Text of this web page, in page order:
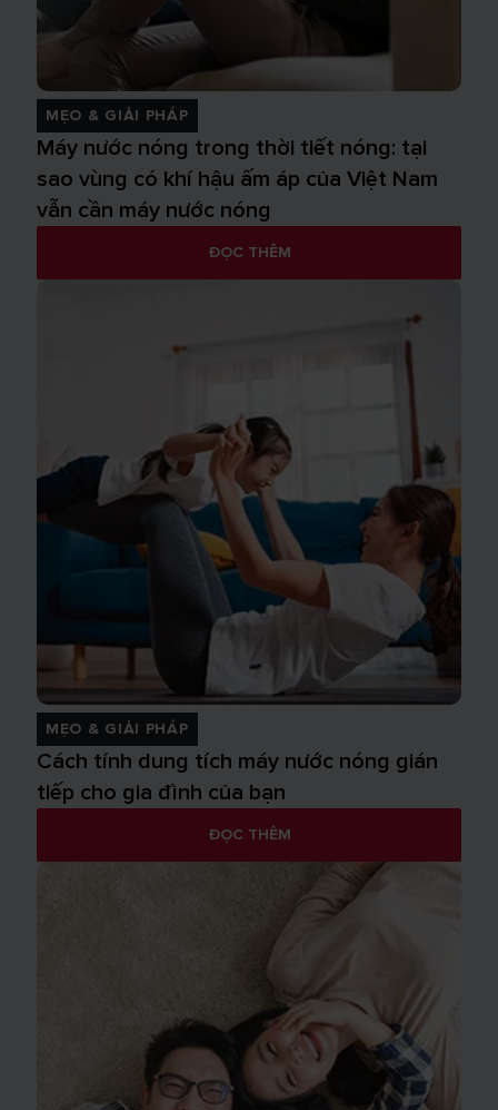
MẸO & GIẢI PHÁP
Máy nước nóng trong thời tiết nóng: tại
sao vùng có khí hậu ấm áp của Việt Nam
vẫn cần máy nước nóng
ĐỌC THÊM
MẸO & GIẢI PHÁP
Cách tính dung tích máy nước nóng gián
tiếp cho gia đình của bạn
ĐỌC THÊM